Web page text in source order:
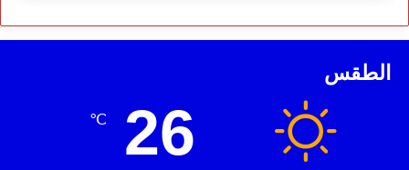
الطقس
26
℃